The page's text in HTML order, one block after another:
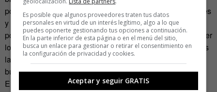
posibilidad de trabajar con marcas globales, internacionales
y locales. Y siempre hay este pregunta: ¿como tiene que
portarse una marca? Pues, es bastante fácil, tiene que hacer
lo que ha dicho que va a hacer, así crea confianza, y eso es
la base para su futuro. Nada mas y nada menos. Y los
buenos vendedores saben eso.
El proceso de creative personal branding es un proceso en
Es posible que algunos proveedores traten tus datos
personales en virtud de un interés legítimo, algo a lo que
puedes oponerte gestionando tus opciones a continuación.
En la parte inferior de esta página o en el menú del sitio,
busca un enlace para gestionar o retirar el consentimiento en
la configuración de privacidad y cookies.
Aceptar y seguir GRATIS